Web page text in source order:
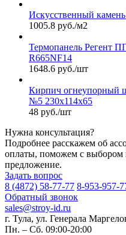
Искусственный
1005.8 руб./м2
Термопанель Регент
R665NF14
1648.6 руб./шт
Кирпич огнеупорный
№5 230х114х65
48 руб./шт
Нужна консультация?
Подробнее расскажем об
оплаты, поможем с выбором
предложение.
Задать вопрос
8 (4872) 58-77-77 8-953-957-
Обратный звонок
sales@stroy-id.ru
г. Тула, ул. Генерала
Пн. – Cб. 09:00-20:00